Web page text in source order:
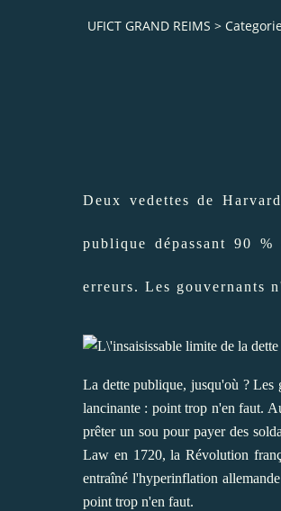
UFICT GRAND REIMS >
Deux vedettes de
publique dépassant 90
erreurs. Les gouvernants
La dette publique, jusqu'où ? Les
lancinante : point trop n'en faut.
prêter un sou pour payer des
Law en 1720, la Révolution
entraîné l'hyperinflation
point trop n'en faut.